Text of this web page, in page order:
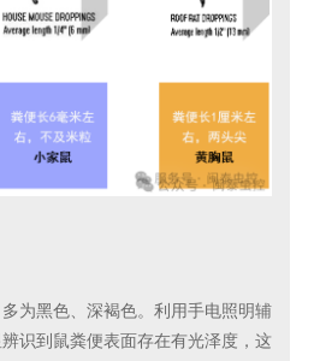
为黑色、深褐色。利用手电照明辅
识到鼠粪便表面存在有光泽度，这